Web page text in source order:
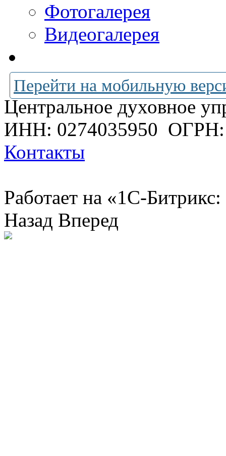
Фотогалерея
Видеогалерея
Перейти на мобильную
Центральное духовное
ИНН: 0274035950 ОГРН:
Контакты
Работает на «1С-
Назад Вперед